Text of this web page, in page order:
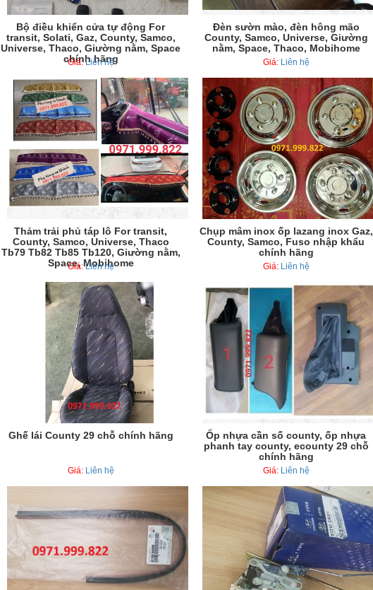
Bộ điều khiển cửa tự động For
transit, Solati, Gaz, County, Samco,
Universe, Thaco, Giường nằm, Space
chính hãng
Giá:Liên hệ
Đèn sườn mào, đèn hông mão
County, Samco, Universe, Giường
nằm, Space, Thaco, Mobihome
Giá: Liên hệ
Thảm trải phủ táp lô For transit,
County, Samco, Universe, Thaco
Tb79 Tb82 Tb85 Tb120, Giường nằm,
Space, Mobihome
Giá:Liên hệ
Chụp mâm inox ốp lazang inox Gaz,
County, Samco, Fuso nhập khẩu
chính hãng
Giá: Liên hệ
Ghế lái County 29 chỗ chính hãng
Giá: Liên hệ
Ốp nhựa cần số county, ốp nhựa
phanh tay county, ecounty 29 chỗ
chính hãng
Giá: Liên hệ